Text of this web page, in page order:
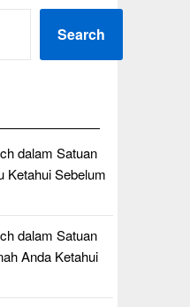
Search
dalam Satuan
Ketahui Sebelum
dalam Satuan
Anda Ketahui